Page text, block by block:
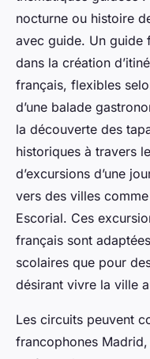
nocturne ou histoire
avec guide. Un guide
dans la création
français, flexibles
d’une balade
la découverte des
historiques à travers
d’excursions d’une
vers des villes
Escorial. Ces
français sont
scolaires que pour
désirant vivre la ville
Les circuits peuvent
francophones